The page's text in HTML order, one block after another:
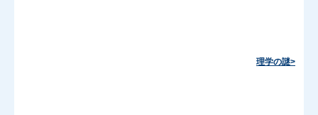
理学の謎>